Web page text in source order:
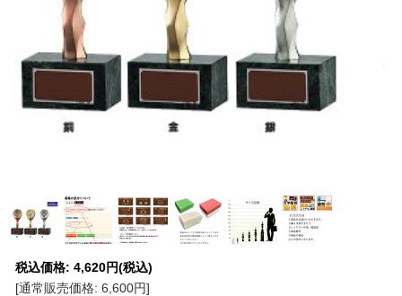
税込価格: 4,620円(税込)
[通常販売価格: 6,600円]